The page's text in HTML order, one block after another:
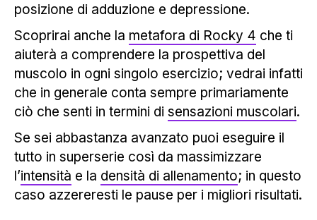
posizione di adduzione e depressione.
Scoprirai anche la metafora di Rocky 4 che ti
aiuterà a comprendere la prospettiva del
muscolo in ogni singolo esercizio; vedrai infatti
che in generale conta sempre primariamente
ciò che senti in termini di sensazioni muscolari.
Se sei abbastanza avanzato puoi eseguire il
tutto in superserie così da massimizzare
l’intensità e la densità di allenamento; in questo
caso azzereresti le pause per i migliori risultati.